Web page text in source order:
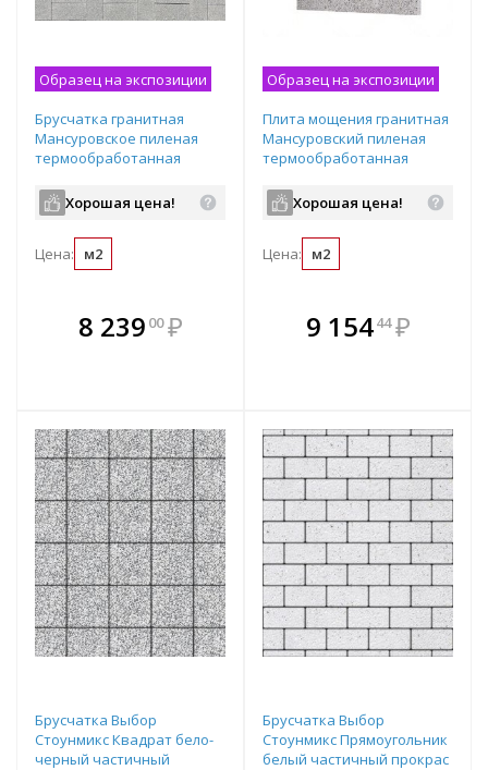
Образец на экспозиции
Брусчатка гранитная
Мансуровское пиленая
термообработанная
Хорошая цена!
Цена: м2
8 239 00 ₽
В комплекте
всегда выгоднее!
Образец на экспозиции
Плита мощения гранитная
Мансуровский пиленая
термообработанная
Хорошая цена!
Цена: м2
В комплекте
всегда выгоднее!
9 15444 ₽
Брусчатка Выбор
Стоунмикс Квадрат бело-
черный частичный
Брусчатка Выбор
Стоунмикс Прямоугольник
белый частичный прокрас